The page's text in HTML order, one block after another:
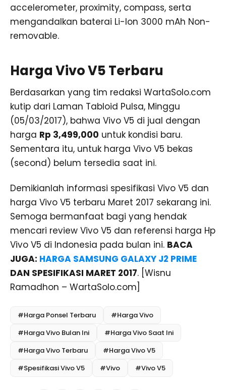
accelerometer, proximity, compass, serta
mengandalkan baterai Li-Ion 3000 mAh Non-
removable.
Harga Vivo V5 Terbaru
Berdasarkan yang tim redaksi WartaSolo.com
kutip dari Laman Tabloid Pulsa, Minggu
(05/03/2017), bahwa Vivo V5 di jual dengan
harga Rp 3,499,000 untuk kondisi baru.
Sementara itu, untuk harga Vivo V5 bekas
(second) belum tersedia saat ini.
Demikianlah informasi spesifikasi Vivo V5 dan
harga Vivo V5 terbaru Maret 2017 sekarang ini.
Semoga bermanfaat bagi yang hendak
mencari review Vivo V5 dan referensi harga Hp
Vivo V5 di Indonesia pada bulan ini. BACA
JUGA: HARGA SAMSUNG GALAXY J2 PRIME
DAN SPESIFIKASI MARET 2017. [Wisnu
Ramadhon – WartaSolo.com]
#Harga Ponsel Terbaru
#Harga Vivo
#Harga Vivo Bulan Ini
#Harga Vivo Saat Ini
#Harga Vivo Terbaru
#Harga Vivo V5
#Spesifikasi Vivo V5
#Vivo #Vivo V5